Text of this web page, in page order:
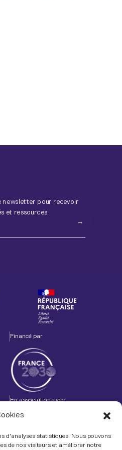
d'analyses statistiques. Nous pouvons
de nos visiteurs et améliorer notre
newsletter pour recevoir
et ressources.
Financé par
En association avec